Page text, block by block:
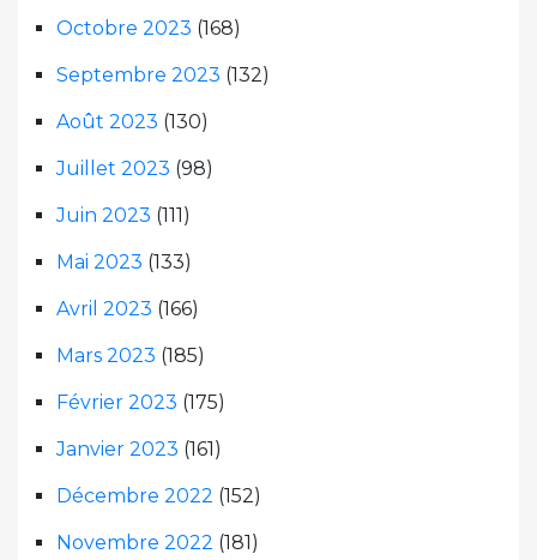
Octobre 2023 (168)
Septembre 2023 (132)
Août 2023 (130)
Juillet 2023 (98)
Juin 2023 (111)
Mai 2023 (133)
Avril 2023 (166)
Mars 2023 (185)
Février 2023 (175)
Janvier 2023 (161)
Décembre 2022 (152)
Novembre 2022 (181)